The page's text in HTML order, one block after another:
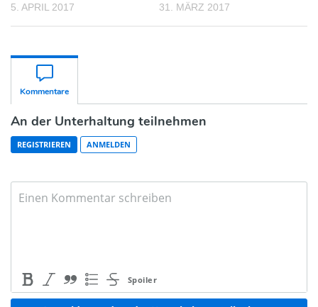
5. APRIL 2017 31. MÄRZ 2017